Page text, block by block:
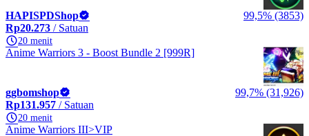
HAPISPDShop
99,5% (3853)
Rp20.273 / Satuan
20 menit
Anime Warriors 3 - Boost Bundle 2 [999R]
ggbomshop
99,7% (31,926)
Rp131.957 / Satuan
20 menit
Anime Warriors III>VIP